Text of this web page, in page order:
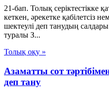
21-бап. Толық серiктестiкке
кеткен, әрекетке қабiлетсiз
шектеулi деп танудың
туралы З...
Толық оқу »
Азаматты сот
деп тану